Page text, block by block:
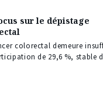
sur le dépistage
colorectal demeure
de 29,6 %, stable